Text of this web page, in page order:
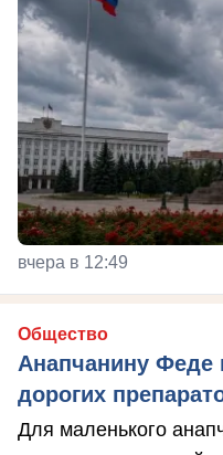
вчера в 12:49
Общество
Анапчанину Феде
дорогих
Для маленького